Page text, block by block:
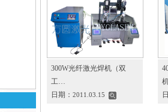
300W光纤激光焊机（双
工…
日期： 2011.03.15